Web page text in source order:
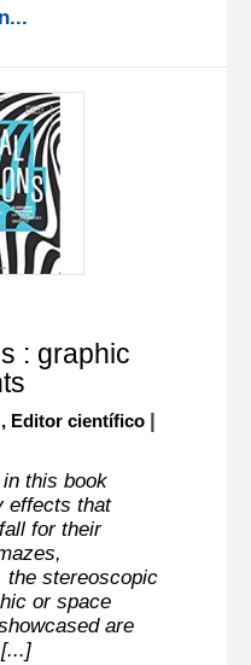
: graphic
, Editor científico |
this book
effects that
for their
the stereoscopic
or space
are